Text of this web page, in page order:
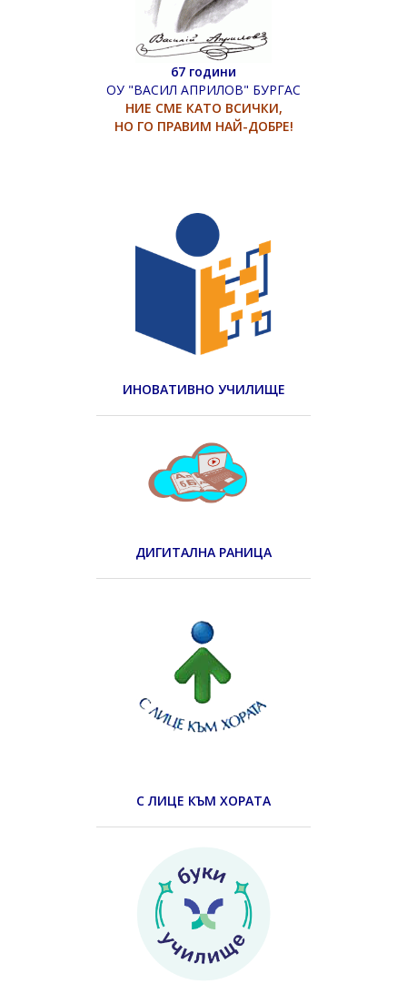
67 години
ОУ "ВАСИЛ АПРИЛОВ" БУРГАС
НИЕ СМЕ КАТО ВСИЧКИ,
НО ГО ПРАВИМ НАЙ-ДОБРЕ!
ИНОВАТИВНО УЧИЛИЩЕ
ДИГИТАЛНА РАНИЦА
С ЛИЦЕ КЪМ ХОРАТА